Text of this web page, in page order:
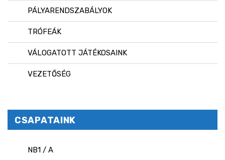
PÁLYARENDSZABÁLYOK
TRÓFEÁK
VÁLOGATOTT JÁTÉKOSAINK
VEZETŐSÉG
CSAPATAINK
NB1 / A